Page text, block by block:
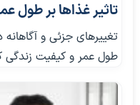
تاثیر غذاها بر طول
تغییرهای جزئی و
طول عمر و کیفیت